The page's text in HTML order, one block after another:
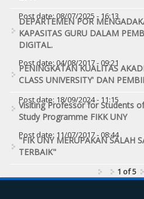
Post date:08/07/2025 - 16:13
DEPARTEMEN POR
KAPASITAS GURU DALAM
DIGITAL.
Post date:04/08/2017 - 09:21
PENINGKATAN KUALITAS
CLASS UNIVERSITY' DAN
Post date: 18/09/2024 - 11:15
Visiting Professor for Students
Study Programme FIKK UNY
Post date: 11/07/2017 - 08:44
"FIK UNY MERUPAKAN SALAH
TERBAIK"
1 of 5